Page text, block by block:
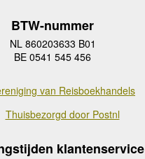
BTW-nummer
NL 860203633 B01
BE 0541 545 456
van Reisboekhandels
Thuisbezorgd door Postnl
klantenservice